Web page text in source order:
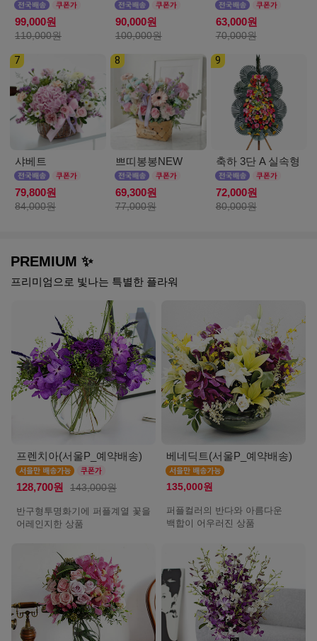
99,000원
110,000원
90,000원
100,000원
63,000원
70,000원
샤베트
79,800원
84,000원
7
쁘띠봉봉NEW
69,300원
77,000원
8
축하 3단 A 실속형
72,000원
80,000원
9
PREMIUM ✨
프리미엄으로 빛나는 특별한 플라워
프렌치아(서울P_예약배송)
128,700원 143,000원
반구형투명화기에 퍼플계열 꽃을
어레인지한 상품
베네딕트(서울P_예약배송)
135,000원
퍼플컬러의 반다와 아름다운
백합이 어우러진 상품